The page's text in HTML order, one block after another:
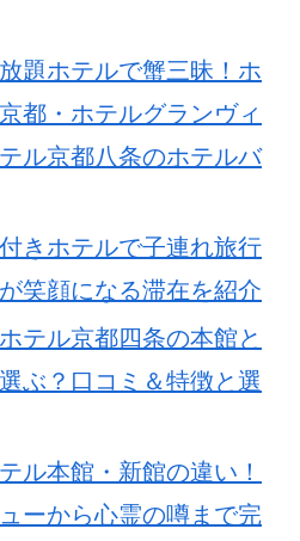
題ホテルで蟹三昧！ホ
都・ホテルグランヴィ
ル京都八条のホテルバ
きホテルで子連れ旅行
笑顔になる滞在を紹介
テル京都四条の本館と
ぶ？口コミ＆特徴と選
ル本館・新館の違い！
ーから心霊の噂まで完